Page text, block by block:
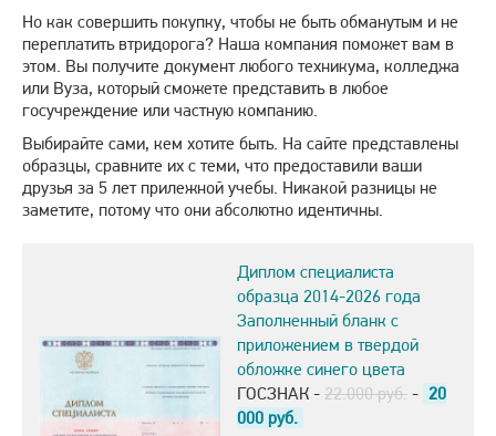
Но как совершить покупку, чтобы не быть обманутым и не
переплатить втридорога? Наша компания поможет вам в
этом. Вы получите документ любого техникума, колледжа
или Вуза, который сможете представить в любое
госучреждение или частную компанию.
Выбирайте сами, кем хотите быть. На сайте представлены
образцы, сравните их с теми, что предоставили ваши
друзья за 5 лет прилежной учебы. Никакой разницы не
заметите, потому что они абсолютно идентичны.
Диплом специалиста
образца 2014-2026 года
Заполненный бланк с
приложением в твердой
обложке синего цвета
ГОСЗНАК - 22.000 руб. - 20
000 руб.